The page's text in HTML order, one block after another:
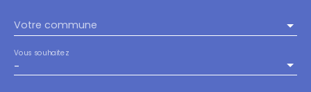
Votre commune
-
Vous souhaitez